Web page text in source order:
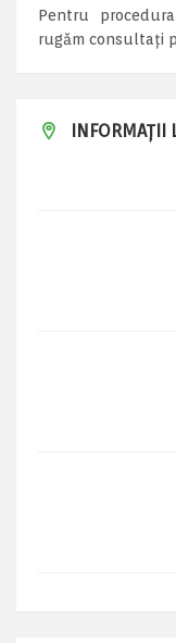
Pentru
rugăm consultați
INFORMAȚII